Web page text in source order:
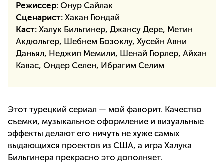
Режиссер: Онур Сайлак
Сценарист: Хакан Гюндай
Каст: Халук Бильгинер, Джансу Дере, Метин
Акдюльгер, Шебнем Бозоклу, Хусейн Авни
Даньял, Неджип Мемили, Шенай Гюрлер, Айхан
Кавас, Ондер Селен, Ибрагим Селим
Этот турецкий сериал — мой фаворит. Качество
съемки, музыкальное оформление и визуальные
эффекты делают его ничуть не хуже самых
выдающихся проектов из США, а игра Халука
Бильгинера прекрасно это дополняет.